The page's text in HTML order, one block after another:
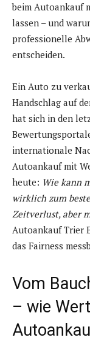
beim Autoankauf
lassen – und
professionelle
entscheiden.
Ein Auto zu
Handschlag auf
hat sich in den
internationale
Autoankauf mit
heute: Wie kann
wirklich zum
Zeitverlust, aber
Autoankauf Trier
das Fairness
Vom
– wie